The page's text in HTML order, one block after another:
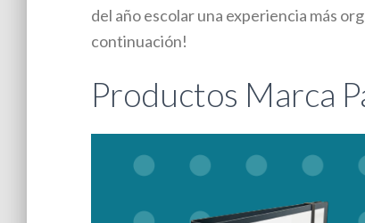
del año escolar una experiencia más
continuación!
Productos Marca